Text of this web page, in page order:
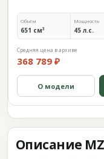
Объём
651 см³
Мощность
45 л.с.
Средняя цена в архиве
368 789 ₽
О модели
Описание